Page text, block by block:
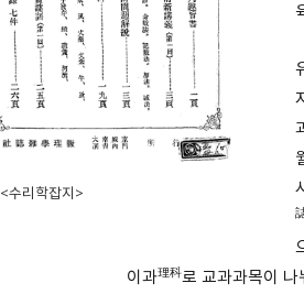
<수리학잡지>
이과理科로 교과과목이 나